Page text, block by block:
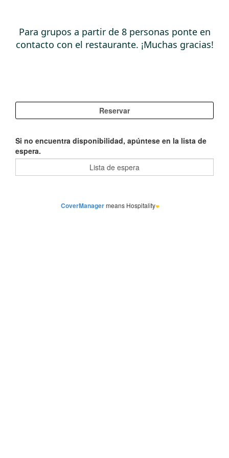
Si no encuentra disponibilidad, apúntese en la lista de
espera.
CoverManagermeans Hospitality